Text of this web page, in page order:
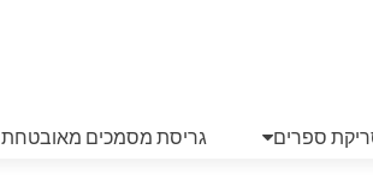
ספרים גריסת מסמכים מאובטחת